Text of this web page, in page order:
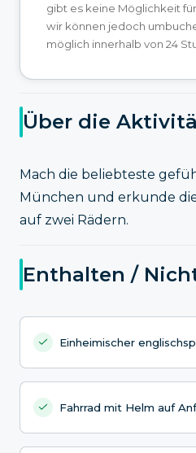
gibt es keine Möglichkeit
wir können jedoch
möglich innerhalb von 24
Über die
Mach die beliebteste
München und erkunde
auf zwei Rädern.
Enthalten /
Einheimischer
Fahrrad mit Helm auf